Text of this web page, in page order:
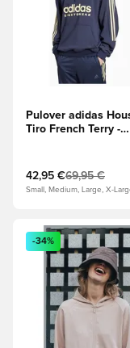
Pulover adidas
Tiro French Terry -
42,95 €69,95 €
Small, Medium, Large, X-
Odpre Modal za
-34%